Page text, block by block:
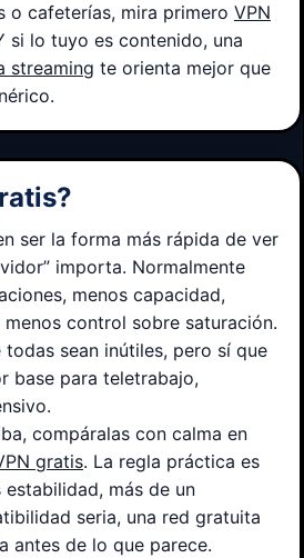
o cafeterías, mira primero VPN
si lo tuyo es contenido, una
streaming te orienta mejor que
ser la forma más rápida de ver
importa. Normalmente
menos capacidad,
control sobre saturación.
sean inútiles, pero sí que
base para teletrabajo,
compáralas con calma en
gratis. La regla práctica es
estabilidad, más de un
seria, una red gratuita
antes de lo que parece.